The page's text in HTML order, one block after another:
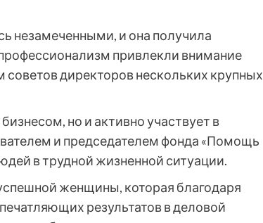
незамеченными, и она получила
привлекли внимание
директоров нескольких крупных
но и активно участвует в
и председателем фонда «Помощь
в трудной жизненной ситуации.
женщины, которая благодаря
результатов в деловой